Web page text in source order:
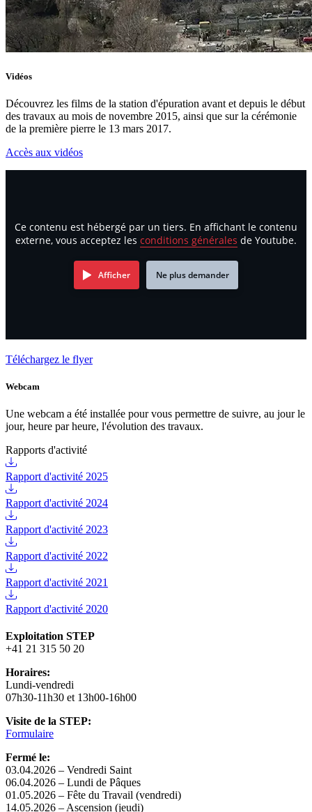
Vidéos
Découvrez les films de la station d'épuration avant et depuis le début
des travaux au mois de novembre 2015, ainsi que sur la cérémonie
de la première pierre le 13 mars 2017.
Accès aux vidéos
Ce contenu est hébergé par un tiers. En affichant le contenu
externe, vous acceptez les conditions générales de Youtube.
Afficher Ne plus demander
Téléchargez le flyer
Webcam
Une webcam a été installée pour vous permettre de suivre, au jour le
jour, heure par heure, l'évolution des travaux.
Rapports d'activité
Rapport d'activité 2025
Rapport d'activité 2024
Rapport d'activité 2023
Rapport d'activité 2022
Rapport d'activité 2021
Rapport d'activité 2020
Exploitation STEP
+41 21 315 50 20
Horaires:
Lundi-vendredi
07h30-11h30 et 13h00-16h00
Visite de la STEP:
Formulaire
Fermé le:
03.04.2026 – Vendredi Saint
06.04.2026 – Lundi de Pâques
01.05.2026 – Fête du Travail (vendredi)
14.05.2026 – Ascension (jeudi)